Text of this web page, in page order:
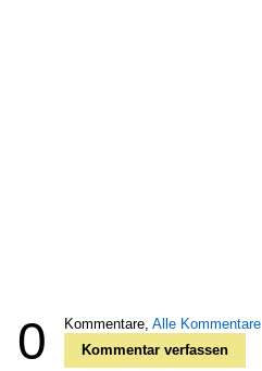
0 Kommentare, Alle Kommentare
Kommentar verfassen